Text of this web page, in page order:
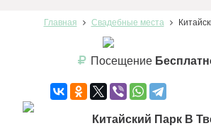
Главная Свадебные места
Посещение
Китайский Парк В